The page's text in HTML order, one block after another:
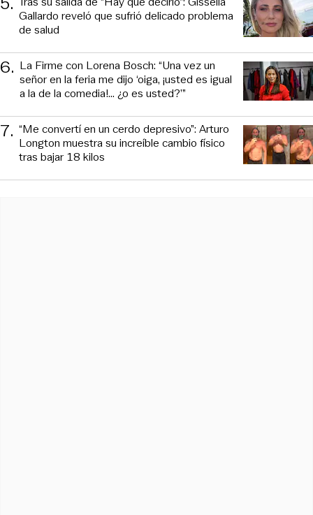
Gallardo reveló que sufrió delicado problema
de salud
6. La Firme con Lorena Bosch: “Una vez un
señor en la feria me dijo ‘oiga, ¡usted es igual
a la de la comedia!... ¿o es usted?’”
7. “Me convertí en un cerdo depresivo”: Arturo
Longton muestra su increíble cambio físico
tras bajar 18 kilos